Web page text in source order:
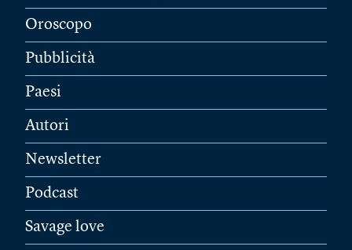
Oroscopo
Pubblicità
Paesi
Autori
Newsletter
Podcast
Savage love